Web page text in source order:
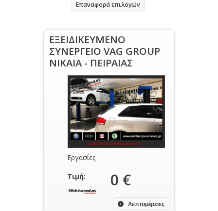
Επαναφορά επιλογών
ΕΞΕΙΔΙΚΕΥΜΕΝΟ
ΣΥΝΕΡΓΕΙΟ VAG GROUP
ΝΙΚΑΙΑ - ΠΕΙΡΑΙΑΣ
Εργασίες
Τιμή: 0 €
Λεπτομέρειες